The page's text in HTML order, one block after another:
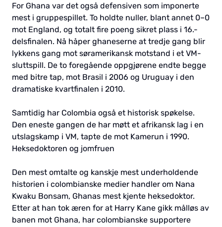
For Ghana var det også defensiven som imponerte
mest i gruppespillet. To holdte nuller, blant annet 0–0
mot England, og totalt fire poeng sikret plass i 16.-
delsfinalen. Nå håper ghaneserne at tredje gang blir
lykkens gang mot søramerikansk motstand i et VM-
sluttspill. De to foregående oppgjørene endte begge
med bitre tap, mot Brasil i 2006 og Uruguay i den
dramatiske kvartfinalen i 2010.
Samtidig har Colombia også et historisk spøkelse.
Den eneste gangen de har møtt et afrikansk lag i en
utslagskamp i VM, tapte de mot Kamerun i 1990.
Heksedoktoren og jomfruen
Den mest omtalte og kanskje mest underholdende
historien i colombianske medier handler om Nana
Kwaku Bonsam, Ghanas mest kjente heksedoktor.
Etter at han tok æren for at Harry Kane gikk målløs av
banen mot Ghana, har colombianske supportere